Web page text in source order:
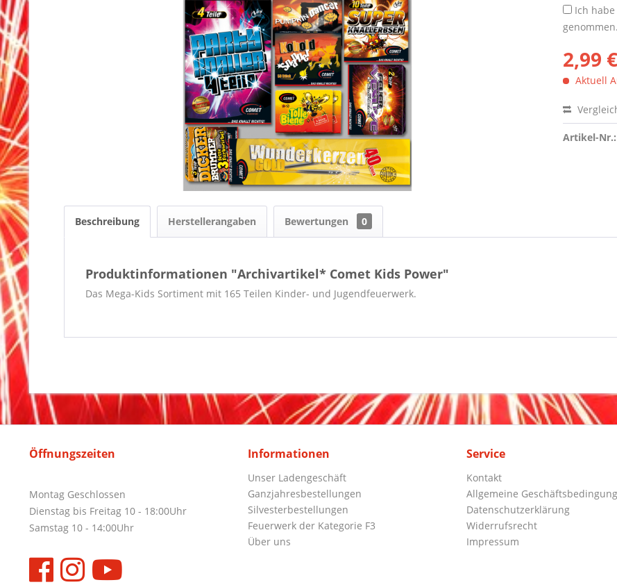
Ich
genommen.
2,99
Aktuell
Artikel-Nr.:
Beschreibung Herstellerangaben Bewertungen 0
Produktinformationen "Archivartikel* Comet Kids Power"
Das Mega-Kids Sortiment mit 165 Teilen Kinder- und Jugendfeuerwerk.
Öffnungszeiten
Montag Geschlossen
Dienstag bis Freitag 10 - 18:00Uhr
Samstag 10 - 14:00Uhr
Informationen
Unser Ladengeschäft
Ganzjahresbestellungen
Silvesterbestellungen
Feuerwerk der Kategorie F3
Über uns
Service
Kontakt
Allgemeine
Datenschutzerklärung
Widerrufsrecht
Impressum